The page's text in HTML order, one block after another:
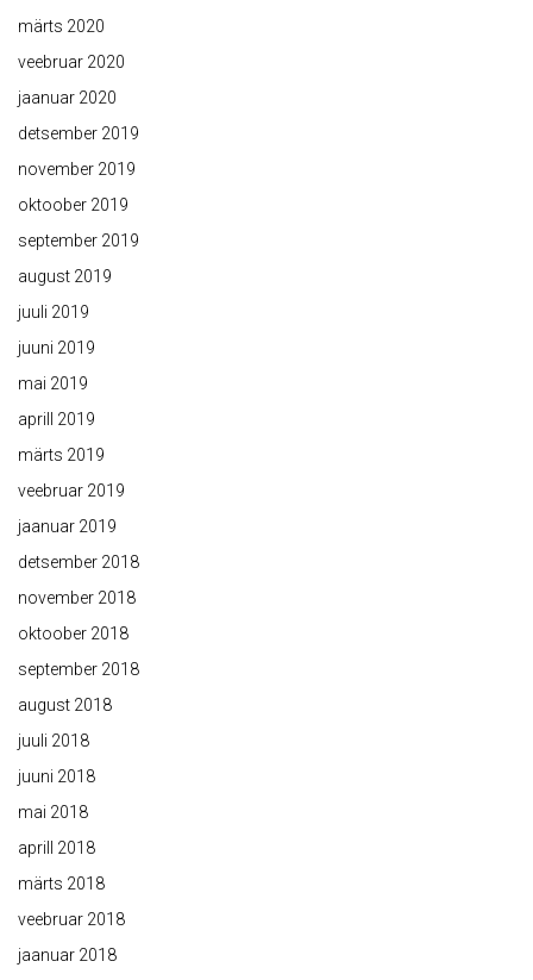
märts 2020
veebruar 2020
jaanuar 2020
detsember 2019
november 2019
oktoober 2019
september 2019
august 2019
juuli 2019
juuni 2019
mai 2019
aprill 2019
märts 2019
veebruar 2019
jaanuar 2019
detsember 2018
november 2018
oktoober 2018
september 2018
august 2018
juuli 2018
juuni 2018
mai 2018
aprill 2018
märts 2018
veebruar 2018
jaanuar 2018